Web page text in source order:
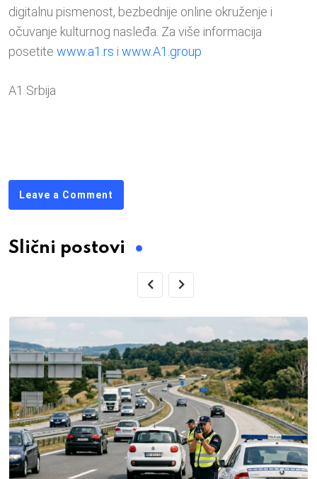
digitalnu pismenost, bezbednije online okruženje i
očuvanje kulturnog nasleđa. Za više informacija
posetite www.a1.rs i www.A1.group
A1 Srbija
Leave a Comment
Slični postovi